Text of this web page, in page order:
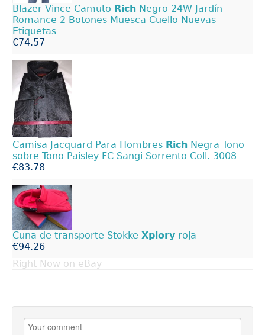
Blazer Vince Camuto Rich Negro 24W Jardín
Romance 2 Botones Muesca Cuello Nuevas
Etiquetas
€74.57
Camisa Jacquard Para Hombres Rich Negra Tono
sobre Tono Paisley FC Sangi Sorrento Coll. 3008
€83.78
Cuna de transporte Stokke Xplory roja
€94.26
Right Now on eBay